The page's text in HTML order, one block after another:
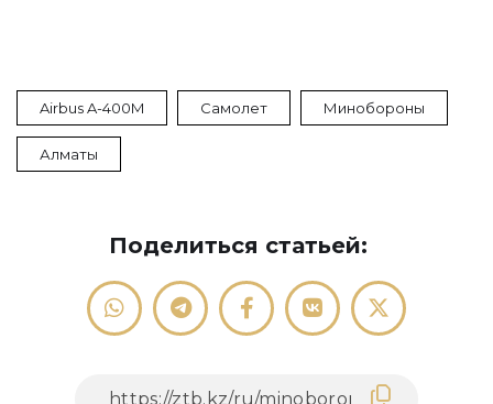
Airbus A-400M Самолет Минобороны
Алматы
Поделиться статьей: